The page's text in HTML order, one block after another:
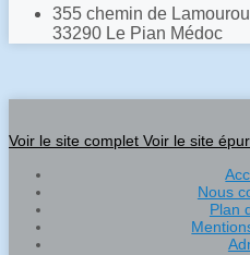
355 chemin de
33290 Le Pian Médoc
Voir le site complet Voir le site
Nous
Plan